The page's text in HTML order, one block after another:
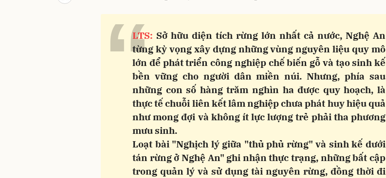
“
LTS: Sở hữu diện tích rừng lớn nhất cả nước, Nghệ An
từng kỳ vọng xây dựng những vùng nguyên liệu quy mô
lớn để phát triển công nghiệp chế biến gỗ và tạo sinh kế
bền vững cho người dân miền núi. Nhưng, phía sau
những con số hàng trăm nghìn ha được quy hoạch, là
thực tế chuỗi liên kết lâm nghiệp chưa phát huy hiệu quả
như mong đợi và không ít lực lượng trẻ phải tha phương
mưu sinh.
Loạt bài "Nghịch lý giữa "thủ phủ rừng" và sinh kế dưới
tán rừng ở Nghệ An" ghi nhận thực trạng, những bất cập
trong quản lý và sử dụng tài nguyên rừng, đồng thời đi